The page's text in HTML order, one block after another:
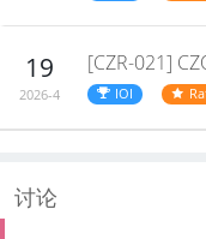
19
2026-4
[CZR-021]
IOI
讨论